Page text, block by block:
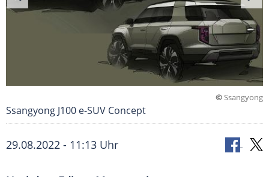
©Ssangyong
Ssangyong J100 e-SUV Concept
29.08.2022 - 11:13 Uhr